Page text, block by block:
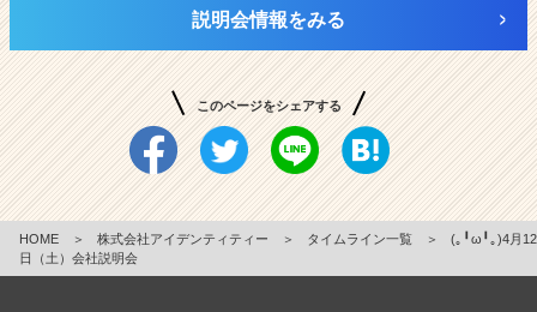
説明会情報をみる
このページをシェアする
HOME ＞ 株式会社アイデンティティー ＞ タイムライン一覧 ＞
(｡╹ω╹｡)4月12
日（土）会社説明会